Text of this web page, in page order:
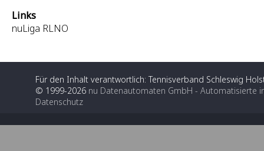
Links
nuLiga RLNO
Für den Inhalt verantwortlich: Tennisverband Schleswig
© 1999-2026 nu Datenautomaten GmbH - Automatisierte
Datenschutz